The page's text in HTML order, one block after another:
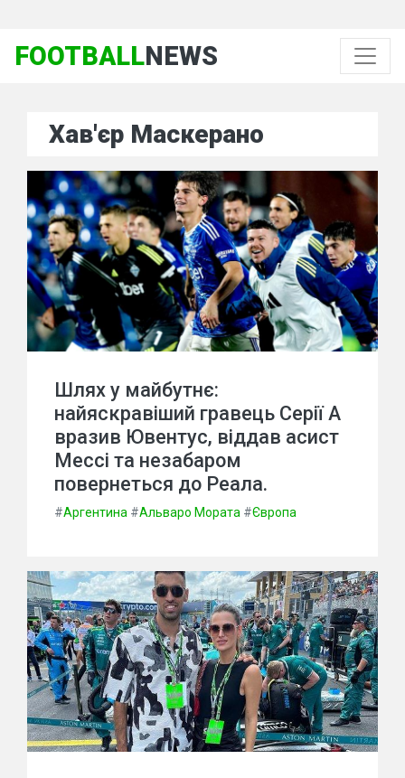
FOOTBALLNEWS
Хав'єр Маскерано
Шлях у майбутнє:
найяскравіший гравець Серії А
вразив Ювентус, віддав асист
Мессі та незабаром
повернеться до Реала.
#Аргентина #Альваро Мората #Європа